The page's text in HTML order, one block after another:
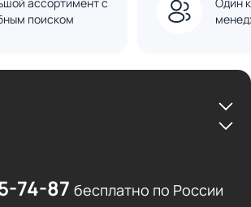
поиском
74-87 бесплатно по России